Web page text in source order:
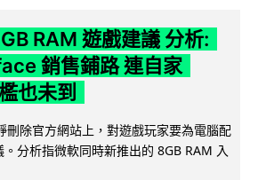
RAM 遊戲建議 分析:
銷售鋪路 連自家
也未到
除官方網站上，對遊戲玩家要為電腦配
分析指微軟同時新推出的 8GB RAM 入